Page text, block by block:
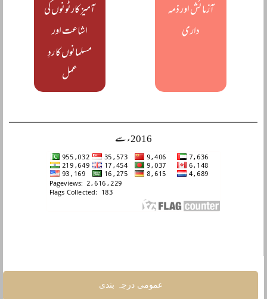
آزمائش اور ذمہ
داری
آمیز کارٹونوں کی
اشاعت اور
مسلمانوں کا ردِ
عمل
2016ء سے
عمومی درجہ بندی